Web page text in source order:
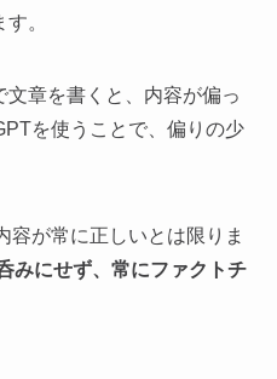
。
章を書くと、内容が偏っ
を使うことで、偏りの少
容が常に正しいとは限りま
みにせず、常にファクトチ